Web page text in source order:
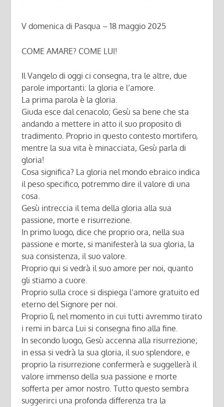
V domenica di Pasqua – 18 maggio 2025
COME AMARE? COME LUI!
Il Vangelo di oggi ci consegna, tra le altre, due
parole importanti: la gloria e l’amore.
La prima parola è la gloria.
Giuda esce dal cenacolo; Gesù sa bene che sta
andando a mettere in atto il suo proposito di
tradimento. Proprio in questo contesto mortifero,
mentre la sua vita è minacciata, Gesù parla di
gloria!
Cosa significa? La gloria nel mondo ebraico indica
il peso specifico, potremmo dire il valore di una
cosa.
Gesù intreccia il tema della gloria alla sua
passione, morte e risurrezione.
In primo luogo, dice che proprio ora, nella sua
passione e morte, si manifesterà la sua gloria, la
sua consistenza, il suo valore.
Proprio qui si vedrà il suo amore per noi, quanto
gli stiamo a cuore.
Proprio sulla croce si dispiega l’amore gratuito ed
eterno del Signore per noi.
Proprio lì, nel momento in cui tutti avremmo tirato
i remi in barca Lui si consegna fino alla fine.
In secondo luogo, Gesù accenna alla risurrezione;
in essa si vedrà la sua gloria, il suo splendore, e
proprio la risurrezione confermerà e suggellerà il
valore immenso della sua passione e morte
sofferta per amor nostro. Tutto questo sembra
suggerirci una profonda differenza tra la